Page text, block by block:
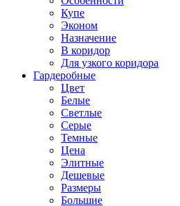
Купе
Эконом
Назначение
В коридор
Для узкого коридора
Гардеробные
Цвет
Белые
Светлые
Серые
Темные
Цена
Элитные
Дешевые
Размеры
Большие